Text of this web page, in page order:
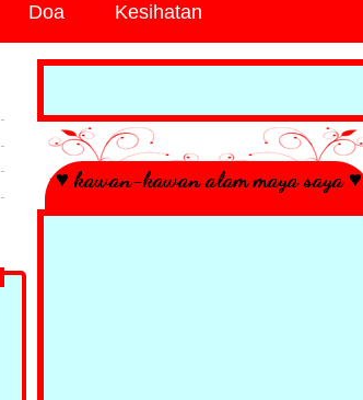
Doa Kesihatan
♥ kawan-kawan alam maya saya ♥